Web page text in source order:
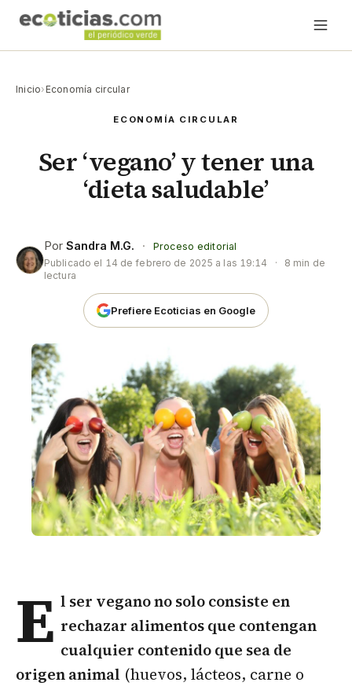
Inicio› Economía circular
ECONOMÍA CIRCULAR
Ser ‘vegano’ y tener una
‘dieta saludable’
Por Sandra M.G. ·
Proceso editorial
Publicado el 14 de febrero de 2025 a las 19:14 ·
8 min de
lectura
Prefiere Ecoticias en Google
E l ser vegano no solo consiste en
rechazar alimentos que contengan
cualquier contenido que sea de
origen animal (huevos, lácteos, carne o